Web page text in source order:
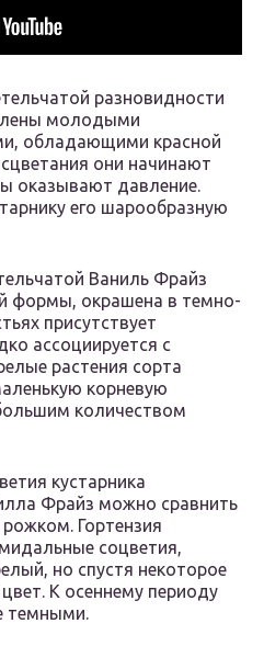
разновидности
молодыми
обладающими красной
они начинают
оказывают давление.
его шарообразную
Ваниль Фрайз
формы, окрашена в темно-
присутствует
ассоциируется с
растения сорта
корневую
количеством
кустарника
Фрайз можно сравнить
Гортензия
соцветия,
но спустя некоторое
К осеннему периоду
темными.